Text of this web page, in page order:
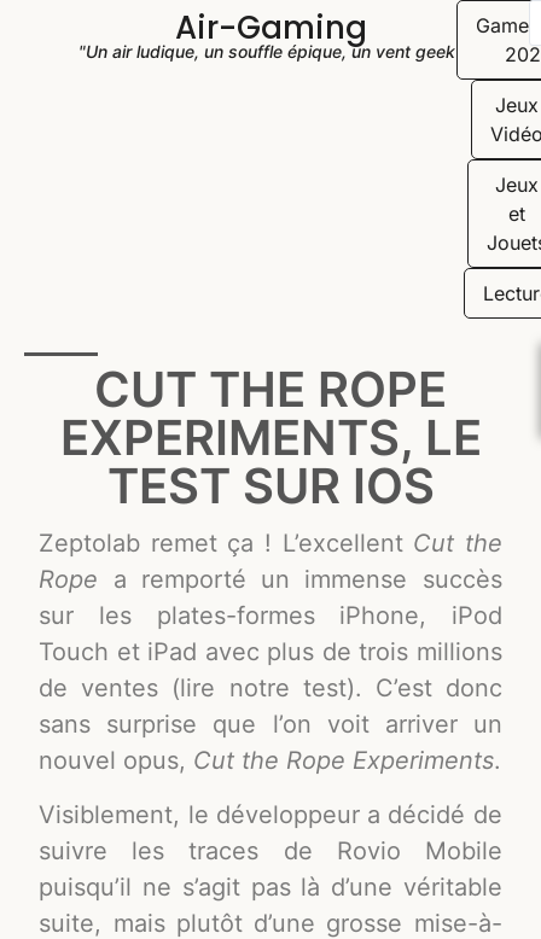
Air-Gaming
"Un air ludique, un souffle épique, un vent geek"
Jeux
Jeux
et
CUT THE ROPE
EXPERIMENTS, LE
TEST SUR IOS
Zeptolab remet ça ! L’excellent Cut the
Rope a remporté un immense succès
sur les plates-formes iPhone, iPod
Touch et iPad avec plus de trois millions
de ventes (lire notre test). C’est donc
sans surprise que l’on voit arriver un
nouvel opus, Cut the Rope Experiments.
Visiblement, le développeur a décidé de
suivre les traces de Rovio Mobile
puisqu’il ne s’agit pas là d’une véritable
suite, mais plutôt d’une grosse mise-à-